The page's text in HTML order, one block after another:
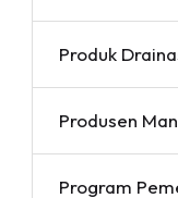
Produk
Produsen
Program